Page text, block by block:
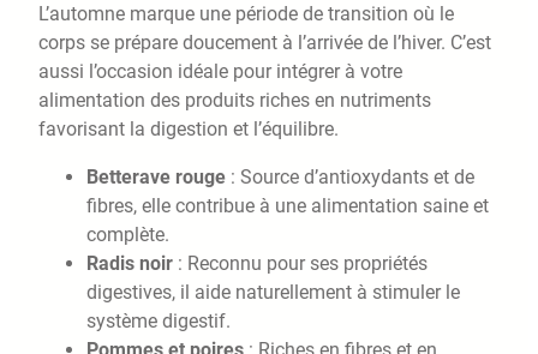
L’automne marque une période de transition où le
corps se prépare doucement à l’arrivée de l’hiver. C’est
aussi l’occasion idéale pour intégrer à votre
alimentation des produits riches en nutriments
favorisant la digestion et l’équilibre.
Betterave rouge : Source d’antioxydants et de
fibres, elle contribue à une alimentation saine et
complète.
Radis noir : Reconnu pour ses propriétés
digestives, il aide naturellement à stimuler le
système digestif.